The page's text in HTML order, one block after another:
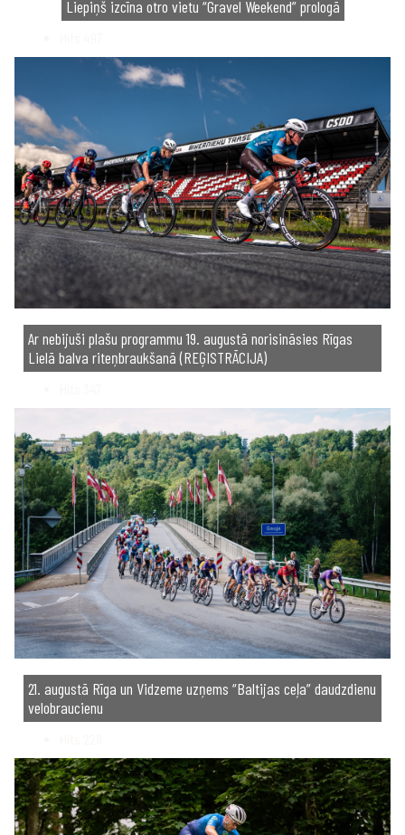
Liepiņš izcīna otro vietu “Gravel Weekend” prologā
Ar nebijuši plašu programmu 19. augustā norisināsies Rīgas
Lielā balva riteņbraukšanā (REĢISTRĀCIJA)
21. augustā Rīga un Vidzeme uzņems “Baltijas ceļa” daudzdienu
velobraucienu